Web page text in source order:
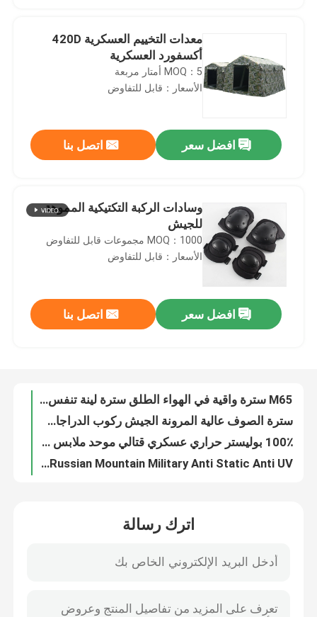
منتجات
معلومات عنا
اتصل بنا
الزي العسكري القتالي
زي التمويه العسكري
درع عسكري باليستي
معدات التخييم العسكرية 420D
أكسفورد العسكرية
MOQ：5 أمتار مربعة
الأسعار：قابل للتفاوض
افضل سعر اتصل بنا
وسادات الركبة التكتيكية المموهة
للجيش
MOQ：1000 مجموعات قابل للتفاوض
الأسعار：قابل للتفاوض
افضل سعر اتصل بنا
زي قتال عسكري مموه مضاد للماء أفخم متعدد الوظائف
زي قتالي عسكري من القطيفة يسمح بمرور الهواء
بو المطاط ميدسولي أحذية رياضية للماء ثقب والدليل على المشي لمسافات طويلة
38-46 الأحذية الجلدية العسكرية إيفا تسولي الرياضة في الهواء الطلق المشي لمسافات طويلة
اترك رسالة